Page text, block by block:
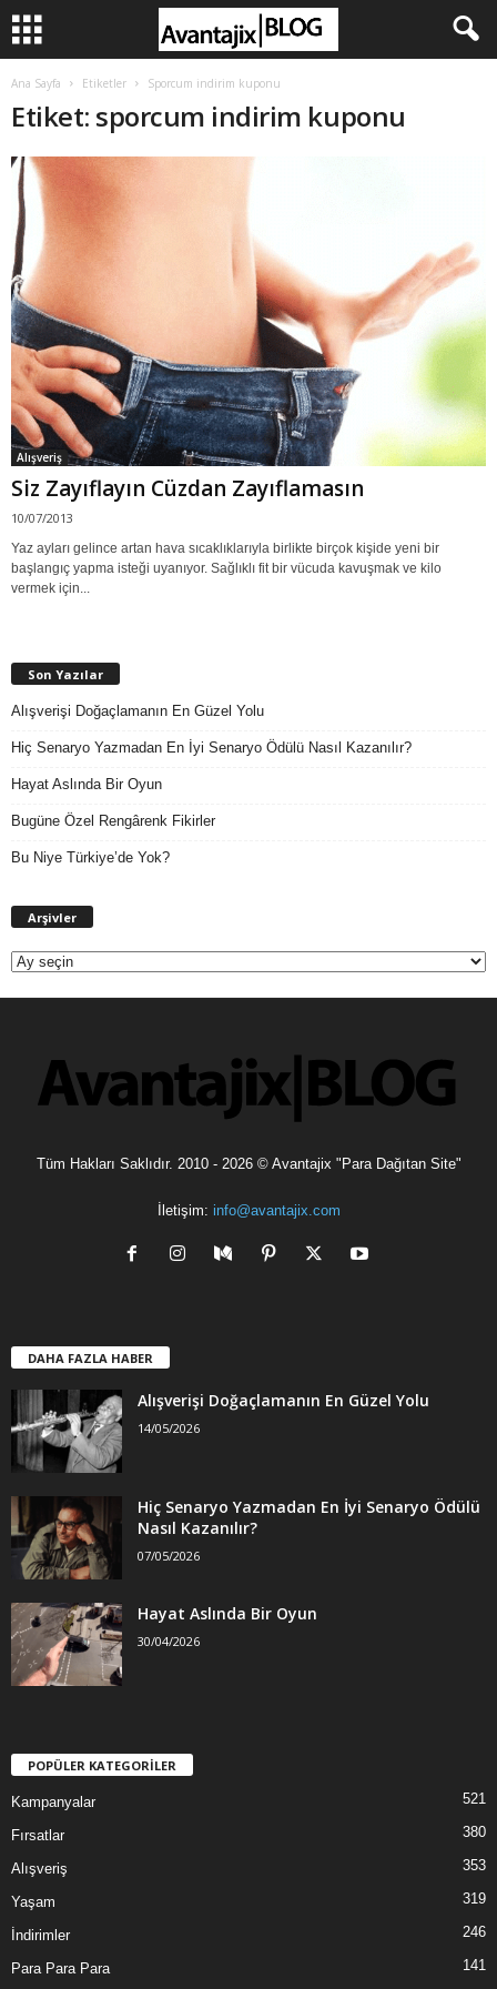
Ana Sayfa Etiketler Sporcum indirim kuponu
Etiket: sporcum indirim kuponu
Alışveriş
Siz Zayıflayın Cüzdan Zayıflamasın
10/07/2013
Yaz ayları gelince artan hava sıcaklıklarıyla birlikte birçok kişide yeni bir
başlangıç yapma isteği uyanıyor. Sağlıklı fit bir vücuda kavuşmak ve kilo
vermek için...
Son Yazılar
Alışverişi Doğaçlamanın En Güzel Yolu
Hiç Senaryo Yazmadan En İyi Senaryo Ödülü Nasıl Kazanılır?
Hayat Aslında Bir Oyun
Bugüne Özel Rengârenk Fikirler
Bu Niye Türkiye’de Yok?
Arşivler
Tüm Hakları Saklıdır. 2010 - 2026 © Avantajix "Para Dağıtan Site"
İletişim: info@avantajix.com
DAHA FAZLA HABER
Alışverişi Doğaçlamanın En Güzel Yolu
14/05/2026
Hiç Senaryo Yazmadan En İyi Senaryo Ödülü
Nasıl Kazanılır?
07/05/2026
Hayat Aslında Bir Oyun
30/04/2026
POPÜLER KATEGORİLER
Kampanyalar 521
Fırsatlar 380
Alışveriş 353
Yaşam 319
İndirimler 246
Para Para Para 141